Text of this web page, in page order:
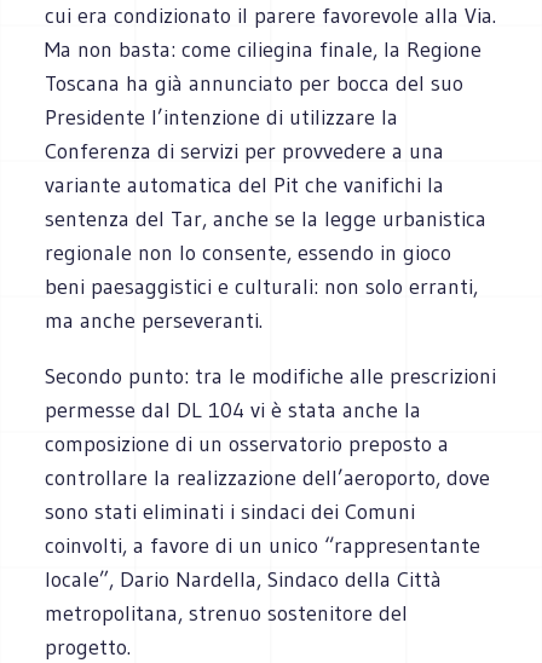
cui era condizionato il parere favorevole alla Via.
Ma non basta: come ciliegina finale, la Regione
Toscana ha già annunciato per bocca del suo
Presidente l’intenzione di utilizzare la
Conferenza di servizi per provvedere a una
variante automatica del Pit che vanifichi la
sentenza del Tar, anche se la legge urbanistica
regionale non lo consente, essendo in gioco
beni paesaggistici e culturali: non solo erranti,
ma anche perseveranti.
Secondo punto: tra le modifiche alle prescrizioni
permesse dal DL 104 vi è stata anche la
composizione di un osservatorio preposto a
controllare la realizzazione dell’aeroporto, dove
sono stati eliminati i sindaci dei Comuni
coinvolti, a favore di un unico “rappresentante
locale”, Dario Nardella, Sindaco della Città
metropolitana, strenuo sostenitore del
progetto.